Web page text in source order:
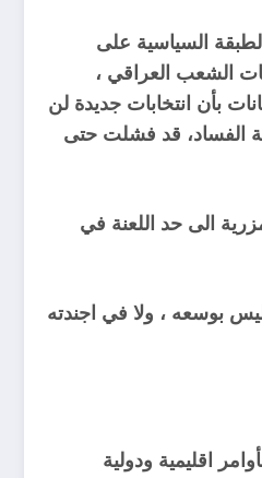
السياسية على
الشعب العراقي ،
بأن انتخابات جديدة لن
الفساد، قد فشلت حتى
الى حد اللعنة في
بوسعه ، ولا في اجندته
اقليمية ودولية